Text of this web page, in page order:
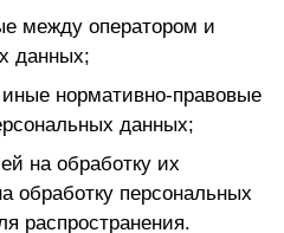
между оператором и
данных;
нормативно-правовые
данных;
на обработку их
обработку персональных
распространения.